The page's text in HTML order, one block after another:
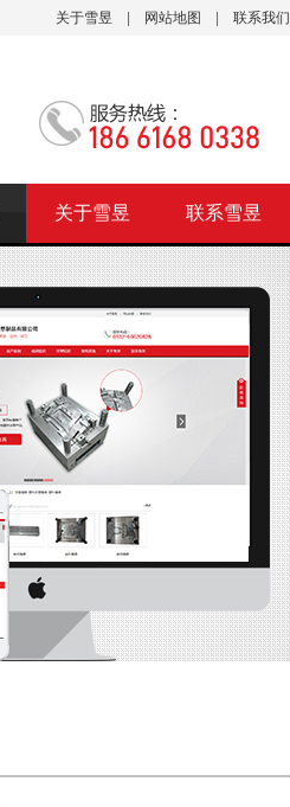
关于雪昱 网站地图 联系我们
关于雪昱 联系雪昱